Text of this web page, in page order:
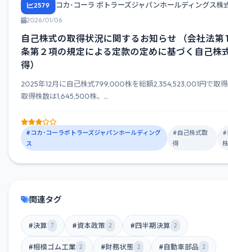
2579 コカ･コーラ ボトラーズジャパンホールディングス株
2026/01/06
自己株式の取得状況に関するお知らせ （会社法第
条第２項の規定による定款の定めに基づく自己株
得）
2025年12月に自己株式799,000株を総額2,354,523,001円で取
取得株数は1,645,500株、...
#コカ･コーラボトラーズジャパンホールディング
ス
#自己株式取
得
#
関連タグ
#決算 7 #資本政策 2 #四半期決算 2
#相模ゴム工業 2 #財務状態 2 #自動車部品 2